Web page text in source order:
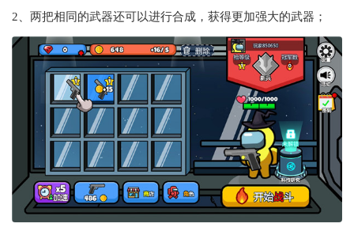
2、两把相同的武器还可以进行合成，获得更加强大的武器；